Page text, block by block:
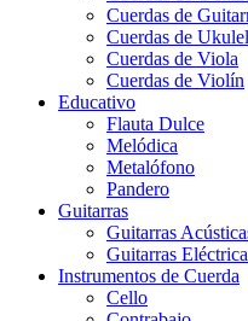
Cuerdas de
Cuerdas de
Cuerdas de Viola
Cuerdas de Violín
Educativo
Flauta Dulce
Melódica
Metalófono
Pandero
Guitarras
Guitarras
Guitarras
Instrumentos de Cuerda
Cello